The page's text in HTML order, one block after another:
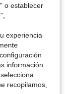
o establecer
experiencia
información
recopilamos,